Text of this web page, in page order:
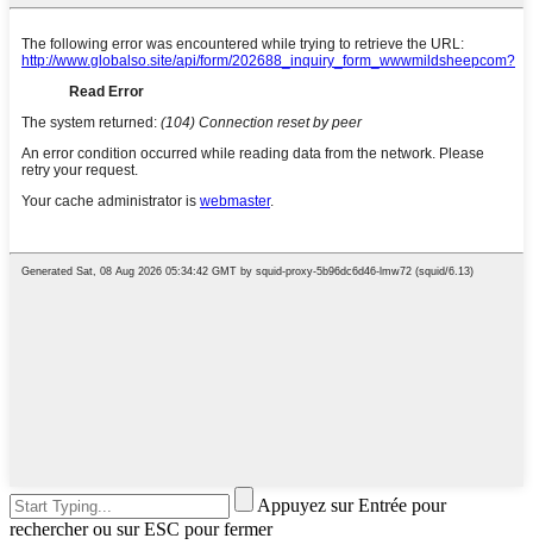
Appuyez sur Entrée pour
rechercher ou sur ESC pour fermer